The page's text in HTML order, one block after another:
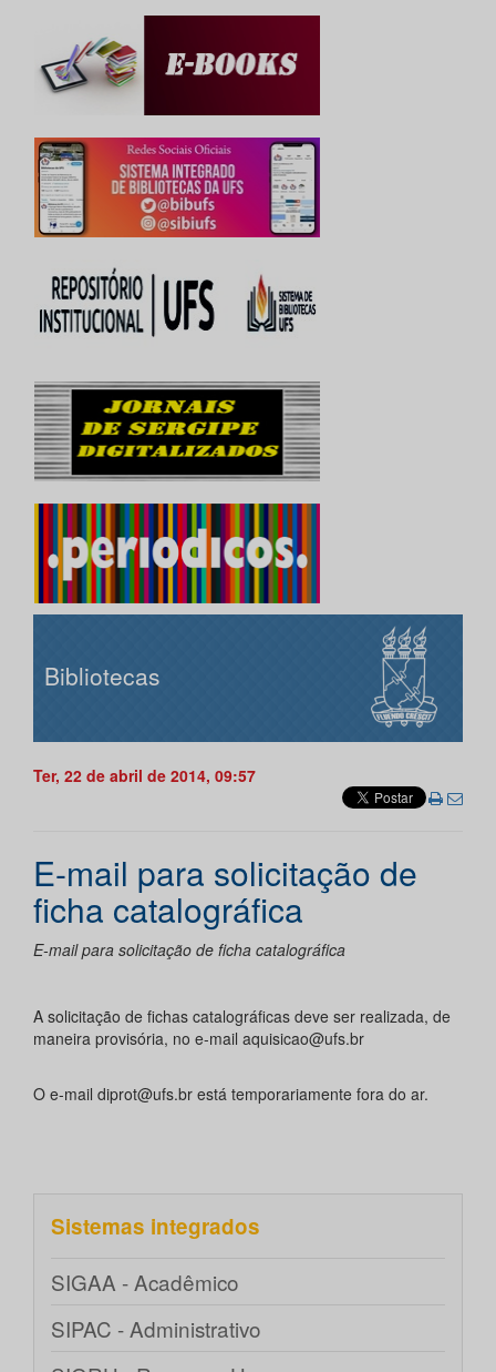
Bibliotecas
Ter, 22 de abril de 2014, 09:57
E-mail para solicitação de
ficha catalográfica
E-mail para solicitação de ficha catalográfica
A solicitação de fichas catalográficas deve ser realizada, de
maneira provisória, no e-mail aquisicao@ufs.br
O e-mail diprot@ufs.br está temporariamente fora do ar.
Sistemas integrados
SIGAA - Acadêmico
SIPAC - Administrativo